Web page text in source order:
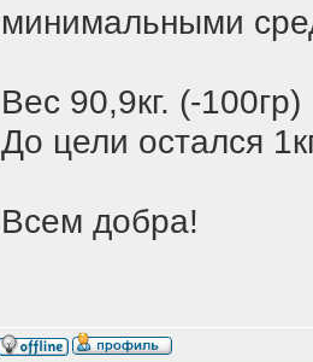
минимальными
Вес 90,9кг. (-100гр)
До цели остался
Всем добра!